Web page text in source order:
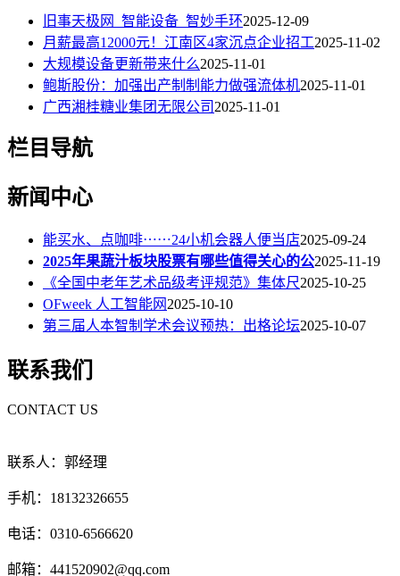
旧事天极网_智能设备_智妙手环2025-12-09
月薪最高12000元！江南区4家沉点企业招工2025-11-02
大规模设备更新带来什么2025-11-01
鲍斯股份：加强出产制制能力做强流体机2025-11-01
广西湘桂糖业集团无限公司 2025-11-01
栏目导航
新闻中心
能买水、点咖啡⋯⋯24小机会器人便当店2025-09-24
2025年果蔬汁板块股票有哪些值得关心的公2025-11-19
《全国中老年艺术品级考评规范》集体尺2025-10-25
OFweek 人工智能网2025-10-10
第三届人本智制学术会议预热：出格论坛2025-10-07
联系我们
CONTACT US
联系人：郭经理
手机：18132326655
电话：0310-6566620
邮箱：441520902@qq.com